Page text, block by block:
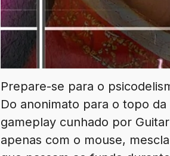
Prepare-se para o
Do anonimato para o topo
gameplay cunhado por
apenas com o mouse,